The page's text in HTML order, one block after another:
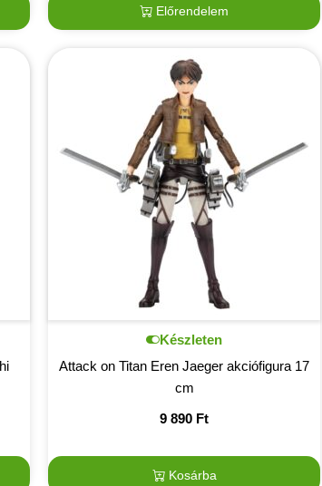
Előrendelem
Készleten
Attack on Titan Eren Jaeger akciófigura 17
cm
9 890 Ft
Kosárba